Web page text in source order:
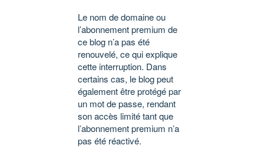
Le nom de domaine ou
l’abonnement premium de
ce blog n’a pas été
renouvelé, ce qui explique
cette interruption. Dans
certains cas, le blog peut
également être protégé par
un mot de passe, rendant
son accès limité tant que
l’abonnement premium n’a
pas été réactivé.